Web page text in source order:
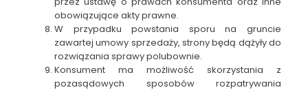
obowiązujące akty prawne.
W przypadku powstania sporu na gruncie
zawartej umowy sprzedaży, strony będą dążyły do
rozwiązania sprawy polubownie.
Konsument ma możliwość skorzystania z
pozasądowych sposobów rozpatrywania